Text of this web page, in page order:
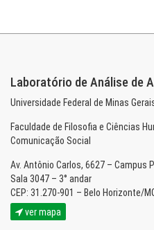
Laboratório de Análise de
Universidade Federal de Minas
Faculdade de Filosofia e Ciências
Comunicação Social
Av. Antônio Carlos, 6627 – Campus
Sala 3047 – 3° andar
CEP: 31.270-901 – Belo Horizonte/
ver mapa